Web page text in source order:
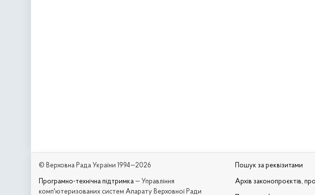
© Верховна Рада України 1994—2026
Програмно-технічна підтримка — Управління
комп'ютеризованих систем Апарату Верховної Ради
Пошук за реквізитами
Архів законопроєктів,